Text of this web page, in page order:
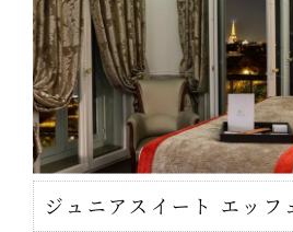
ジュニアスイート エッフ